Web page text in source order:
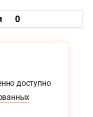
0
доступно